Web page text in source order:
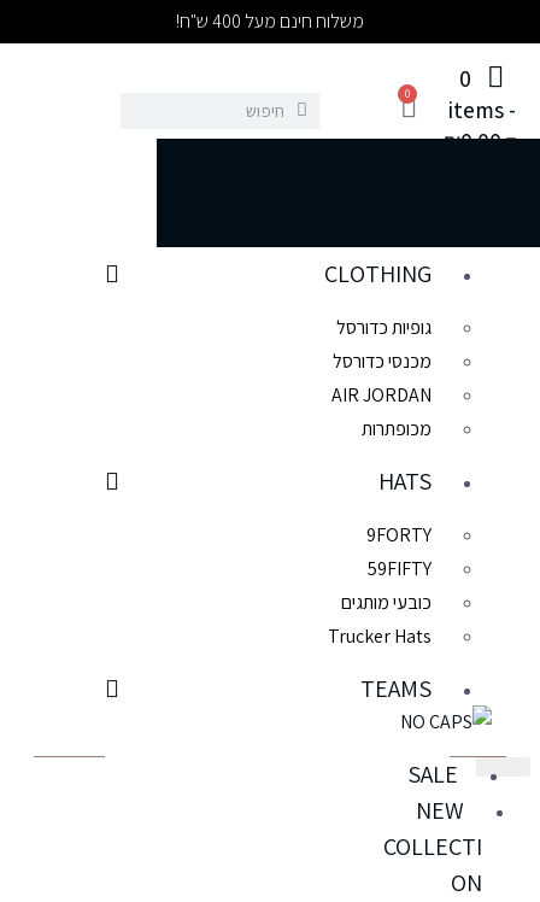
משלוח חינם מעל 400 ש"ח!
0
items -
₪0.00
0
CLOTHING
גופיות כדורסל
מכנסי כדורסל
AIR JORDAN
מכופתרות
HATS
9FORTY
59FIFTY
כובעי מותגים
Trucker Hats
TEAMS
SALE
NEW
COLLECTI
ON